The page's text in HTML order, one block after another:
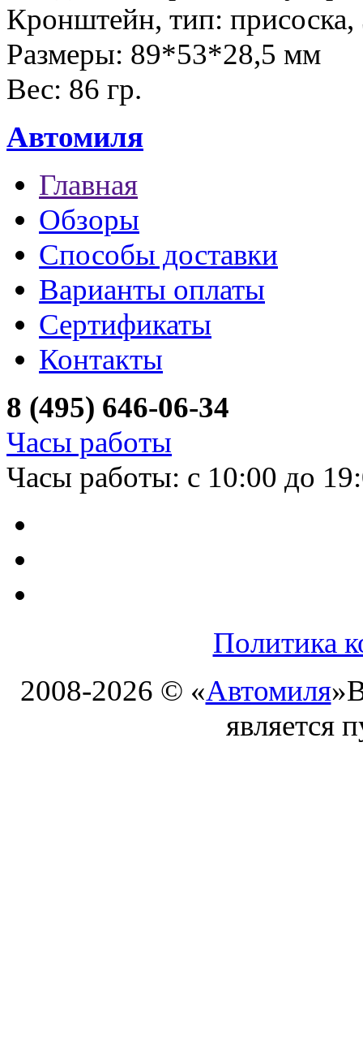
Кронштейн, тип:
Размеры: 89*53*28,5 мм
Вес: 86 гр.
Автомиля
Главная
Обзоры
Способы доставки
Варианты оплаты
Сертификаты
Контакты
8 (495) 646-06-34
Часы работы
Часы работы: с 10:00 до
Политика
2008-2026 © «Автомиля»
является